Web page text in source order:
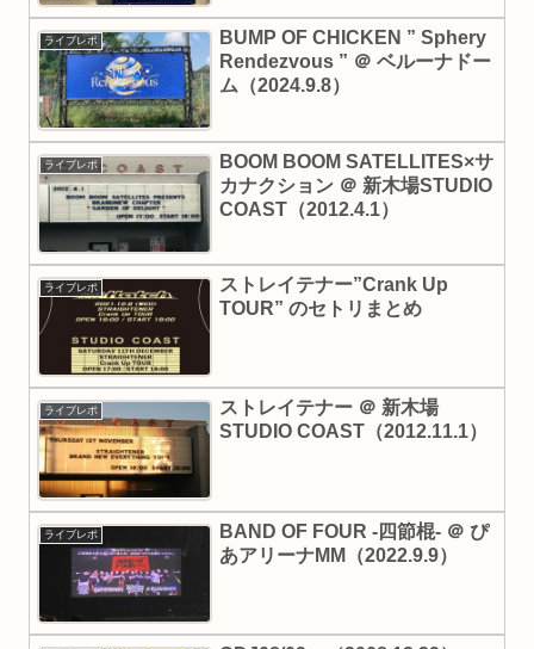
ライブレポ
BUMP OF CHICKEN ” Sphery
Rendezvous ” ＠ ベルーナドー
ム（2024.9.8）
ライブレポ
BOOM BOOM SATELLITES×サ
カナクション ＠ 新木場STUDIO
COAST（2012.4.1）
ライブレポ
ストレイテナー”Crank Up
TOUR” のセトリまとめ
ライブレポ
ストレイテナー ＠ 新木場
STUDIO COAST（2012.11.1）
ライブレポ
BAND OF FOUR -四節棍- ＠ ぴ
あアリーナMM（2022.9.9）